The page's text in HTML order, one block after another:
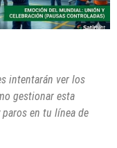
intentarán ver los
gestionar esta
en tu línea de